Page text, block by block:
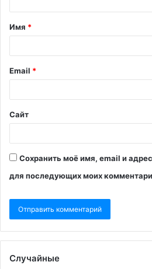
Имя *
Email *
Сайт
Сохранить моё имя, email и
для последующих моих
Случайные